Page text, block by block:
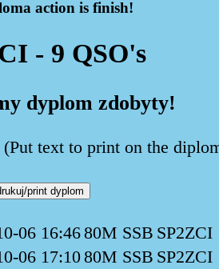
action is finish!
- 9 QSO's
dyplom zdobyty!
text to print on the
06 16:4680M SSB SP2ZCI
06 17:1080M SSB SP2ZCI